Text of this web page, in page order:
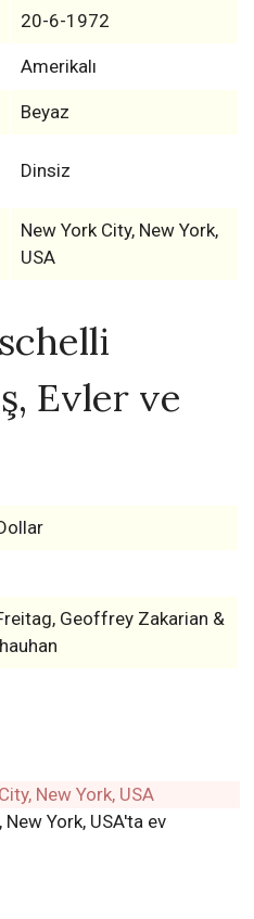
20-6-1972
Amerikalı
Beyaz
Dinsiz
New York City, New York,
USA
Evler ve
Geoffrey Zakarian &
New York, USA'ta ev